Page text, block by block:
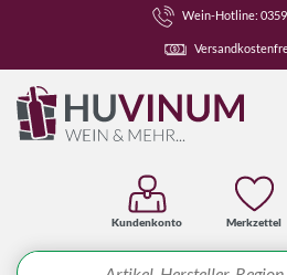
Wein-Hotline:
Kundenkonto Merkzettel